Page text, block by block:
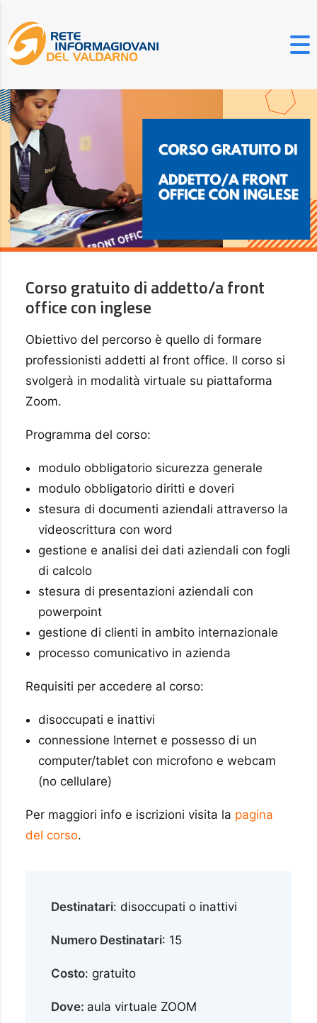
Corso gratuito di addetto/a front
office con inglese
Obiettivo del percorso è quello di formare
professionisti addetti al front office. Il corso si
svolgerà in modalità virtuale su piattaforma
Zoom.
Programma del corso:
modulo obbligatorio sicurezza generale
modulo obbligatorio diritti e doveri
stesura di documenti aziendali attraverso la
videoscrittura con word
gestione e analisi dei dati aziendali con fogli
di calcolo
stesura di presentazioni aziendali con
powerpoint
gestione di clienti in ambito internazionale
processo comunicativo in azienda
Requisiti per accedere al corso:
disoccupati e inattivi
connessione Internet e possesso di un
computer/tablet con microfono e webcam
(no cellulare)
Per maggiori info e iscrizioni visita la pagina
del corso.
Destinatari: disoccupati o inattivi
Numero Destinatari: 15
Costo: gratuito
Dove: aula virtuale ZOOM